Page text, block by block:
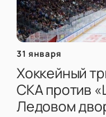
31 января
Хоккейный
СКА против
Ледовом